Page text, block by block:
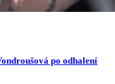
po odhalení